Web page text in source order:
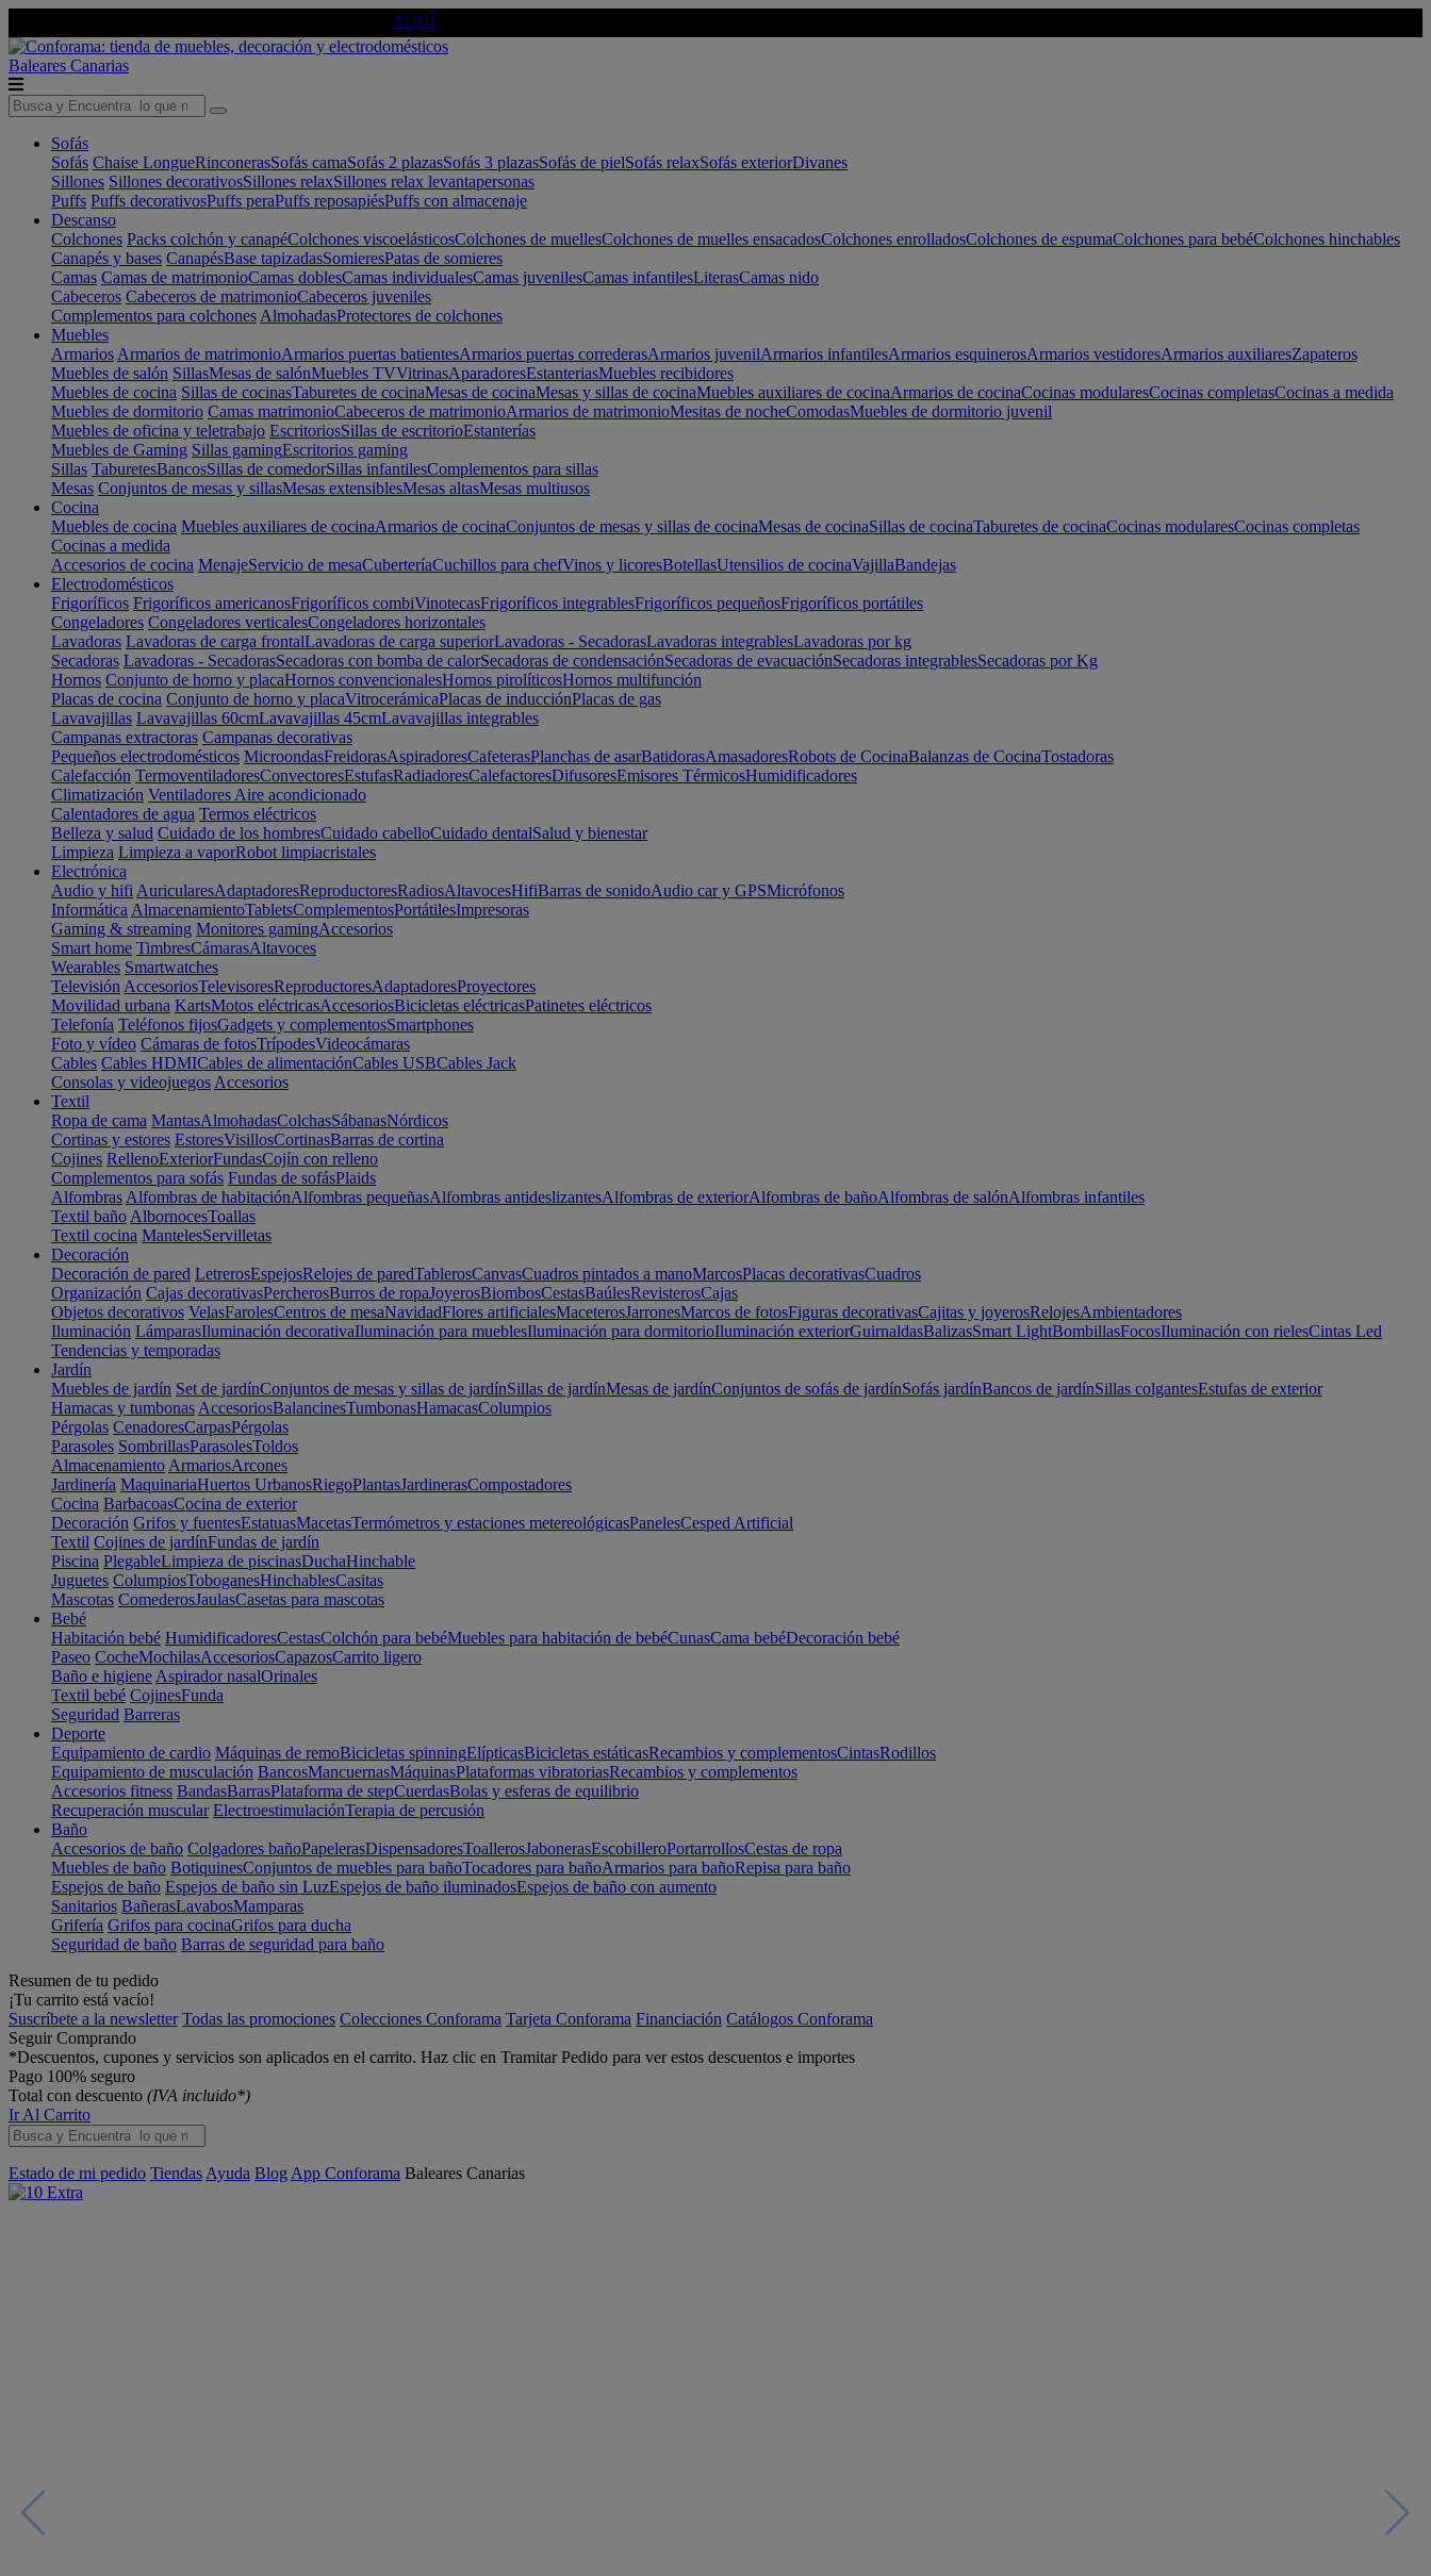
AQUÍ
Baleares Canarias
Sofás
Sofás Chaise LongueRinconerasSofás camaSofás 2 plazasSofás 3 plazasSofás de pielSofás relaxSofás exteriorDivanes
Sillones Sillones decorativosSillones relaxSillones relax levantapersonas
Puffs Puffs decorativosPuffs peraPuffs reposapiésPuffs con almacenaje
Descanso
Colchones Packs colchón y canapéColchones viscoelásticosColchones de muellesColchones de muelles ensacadosColchones enrolladosColchones de espumaColchones para bebéColchones hinchables
Canapés y bases CanapésBase tapizadasSomieresPatas de somieres
Camas Camas de matrimonioCamas doblesCamas individualesCamas juvenilesCamas infantilesLiterasCamas nido
Cabeceros Cabeceros de matrimonioCabeceros juveniles
Complementos para colchones AlmohadasProtectores de colchones
Muebles
Armarios Armarios de matrimonioArmarios puertas batientesArmarios puertas correderasArmarios juvenilArmarios infantilesArmarios esquinerosArmarios vestidoresArmarios auxiliaresZapateros
Muebles de salón SillasMesas de salónMuebles TVVitrinasAparadoresEstanteriasMuebles recibidores
Muebles de cocina Sillas de cocinasTaburetes de cocinaMesas de cocinaMesas y sillas de cocinaMuebles auxiliares de cocinaArmarios de cocinaCocinas modularesCocinas completasCocinas a medida
Muebles de dormitorio Camas matrimonioCabeceros de matrimonioArmarios de matrimonioMesitas de nocheComodasMuebles de dormitorio juvenil
Muebles de oficina y teletrabajo EscritoriosSillas de escritorioEstanterías
Muebles de Gaming Sillas gamingEscritorios gaming
Sillas TaburetesBancosSillas de comedorSillas infantilesComplementos para sillas
Mesas Conjuntos de mesas y sillasMesas extensiblesMesas altasMesas multiusos
Cocina
Muebles de cocina Muebles auxiliares de cocinaArmarios de cocinaConjuntos de mesas y sillas de cocinaMesas de cocinaSillas de cocinaTaburetes de cocinaCocinas modularesCocinas completas
Cocinas a medida
Accesorios de cocina MenajeServicio de mesaCuberteríaCuchillos para chefVinos y licoresBotellasUtensilios de cocinaVajillaBandejas
Electrodomésticos
Frigoríficos Frigoríficos americanosFrigoríficos combiVinotecasFrigoríficos integrablesFrigoríficos pequeñosFrigoríficos portátiles
Congeladores Congeladores verticalesCongeladores horizontales
Lavadoras Lavadoras de carga frontalLavadoras de carga superiorLavadoras - SecadorasLavadoras integrablesLavadoras por kg
Secadoras Lavadoras - SecadorasSecadoras con bomba de calorSecadoras de condensaciónSecadoras de evacuaciónSecadoras integrablesSecadoras por Kg
Hornos Conjunto de horno y placaHornos convencionalesHornos pirolíticosHornos multifunción
Placas de cocina Conjunto de horno y placaVitrocerámicaPlacas de inducciónPlacas de gas
Lavavajillas Lavavajillas 60cmLavavajillas 45cmLavavajillas integrables
Campanas extractoras Campanas decorativas
Pequeños electrodomésticos MicroondasFreidorasAspiradoresCafeterasPlanchas de asarBatidorasAmasadoresRobots de CocinaBalanzas de CocinaTostadoras
Calefacción TermoventiladoresConvectoresEstufasRadiadoresCalefactoresDifusoresEmisores TérmicosHumidificadores
Climatización Ventiladores Aire acondicionado
Calentadores de agua Termos eléctricos
Belleza y salud Cuidado de los hombresCuidado cabelloCuidado dentalSalud y bienestar
Limpieza Limpieza a vaporRobot limpiacristales
Electrónica
Audio y hifi AuricularesAdaptadoresReproductoresRadiosAltavocesHifiBarras de sonidoAudio car y GPSMicrófonos
Informática AlmacenamientoTabletsComplementosPortátilesImpresoras
Gaming & streaming Monitores gamingAccesorios
Smart home TimbresCámarasAltavoces
Wearables Smartwatches
Televisión AccesoriosTelevisoresReproductoresAdaptadoresProyectores
Movilidad urbana KartsMotos eléctricasAccesoriosBicicletas eléctricasPatinetes eléctricos
Telefonía Teléfonos fijosGadgets y complementosSmartphones
Foto y vídeo Cámaras de fotosTrípodesVideocámaras
Cables Cables HDMICables de alimentaciónCables USBCables Jack
Consolas y videojuegos Accesorios
Textil
Ropa de cama MantasAlmohadasColchasSábanasNórdicos
Cortinas y estores EstoresVisillosCortinasBarras de cortina
Cojines RellenoExteriorFundasCojín con relleno
Complementos para sofás Fundas de sofásPlaids
Alfombras Alfombras de habitaciónAlfombras pequeñasAlfombras antideslizantesAlfombras de exteriorAlfombras de bañoAlfombras de salónAlfombras infantiles
Textil baño AlbornocesToallas
Textil cocina MantelesServilletas
Decoración
Decoración de pared LetrerosEspejosRelojes de paredTablerosCanvasCuadros pintados a manoMarcosPlacas decorativasCuadros
Organización Cajas decorativasPercherosBurros de ropaJoyerosBiombosCestasBaúlesRevisterosCajas
Objetos decorativos VelasFarolesCentros de mesaNavidadFlores artificialesMaceterosJarronesMarcos de fotosFiguras decorativasCajitas y joyerosRelojesAmbientadores
Iluminación LámparasIluminación decorativaIluminación para mueblesIluminación para dormitorioIluminación exteriorGuirnaldasBalizasSmart LightBombillasFocosIluminación con rielesCintas Led
Tendencias y temporadas
Jardín
Muebles de jardín Set de jardínConjuntos de mesas y sillas de jardínSillas de jardínMesas de jardínConjuntos de sofás de jardínSofás jardínBancos de jardínSillas colgantesEstufas de exterior
Hamacas y tumbonas AccesoriosBalancinesTumbonasHamacasColumpios
Pérgolas CenadoresCarpasPérgolas
Parasoles SombrillasParasolesToldos
Almacenamiento ArmariosArcones
Jardinería MaquinariaHuertos UrbanosRiegoPlantasJardinerasCompostadores
Cocina BarbacoasCocina de exterior
Decoración Grifos y fuentesEstatuasMacetasTermómetros y estaciones metereológicasPanelesCesped Artificial
Textil Cojines de jardínFundas de jardín
Piscina PlegableLimpieza de piscinasDuchaHinchable
Juguetes ColumpiosToboganesHinchablesCasitas
Mascotas ComederosJaulasCasetas para mascotas
Bebé
Habitación bebé HumidificadoresCestasColchón para bebéMuebles para habitación de bebéCunasCama bebéDecoración bebé
Paseo CocheMochilasAccesoriosCapazosCarrito ligero
Baño e higiene Aspirador nasalOrinales
Textil bebé CojinesFunda
Seguridad Barreras
Deporte
Equipamiento de cardio Máquinas de remoBicicletas spinningElípticasBicicletas estáticasRecambios y complementosCintasRodillos
Equipamiento de musculación BancosMancuernasMáquinasPlataformas vibratoriasRecambios y complementos
Accesorios fitness BandasBarrasPlataforma de stepCuerdasBolas y esferas de equilibrio
Recuperación muscular ElectroestimulaciónTerapia de percusión
Baño
Accesorios de baño Colgadores bañoPapelerasDispensadoresToallerosJabonerasEscobilleroPortarrollosCestas de ropa
Muebles de baño BotiquinesConjuntos de muebles para bañoTocadores para bañoArmarios para bañoRepisa para baño
Espejos de baño Espejos de baño sin LuzEspejos de baño iluminadosEspejos de baño con aumento
Sanitarios BañerasLavabosMamparas
Grifería Grifos para cocinaGrifos para ducha
Seguridad de baño Barras de seguridad para baño
Resumen de tu pedido
¡Tu carrito está vacío!
Suscríbete a la newsletter Todas las promociones Colecciones Conforama Tarjeta Conforama Financiación Catálogos Conforama
Seguir Comprando
*Descuentos, cupones y servicios son aplicados en el carrito. Haz clic en Tramitar Pedido para ver estos descuentos e importes
Pago 100% seguro
Total con descuento (IVA incluido*)
Ir Al Carrito
Estado de mi pedido Tiendas Ayuda Blog App Conforama Baleares Canarias